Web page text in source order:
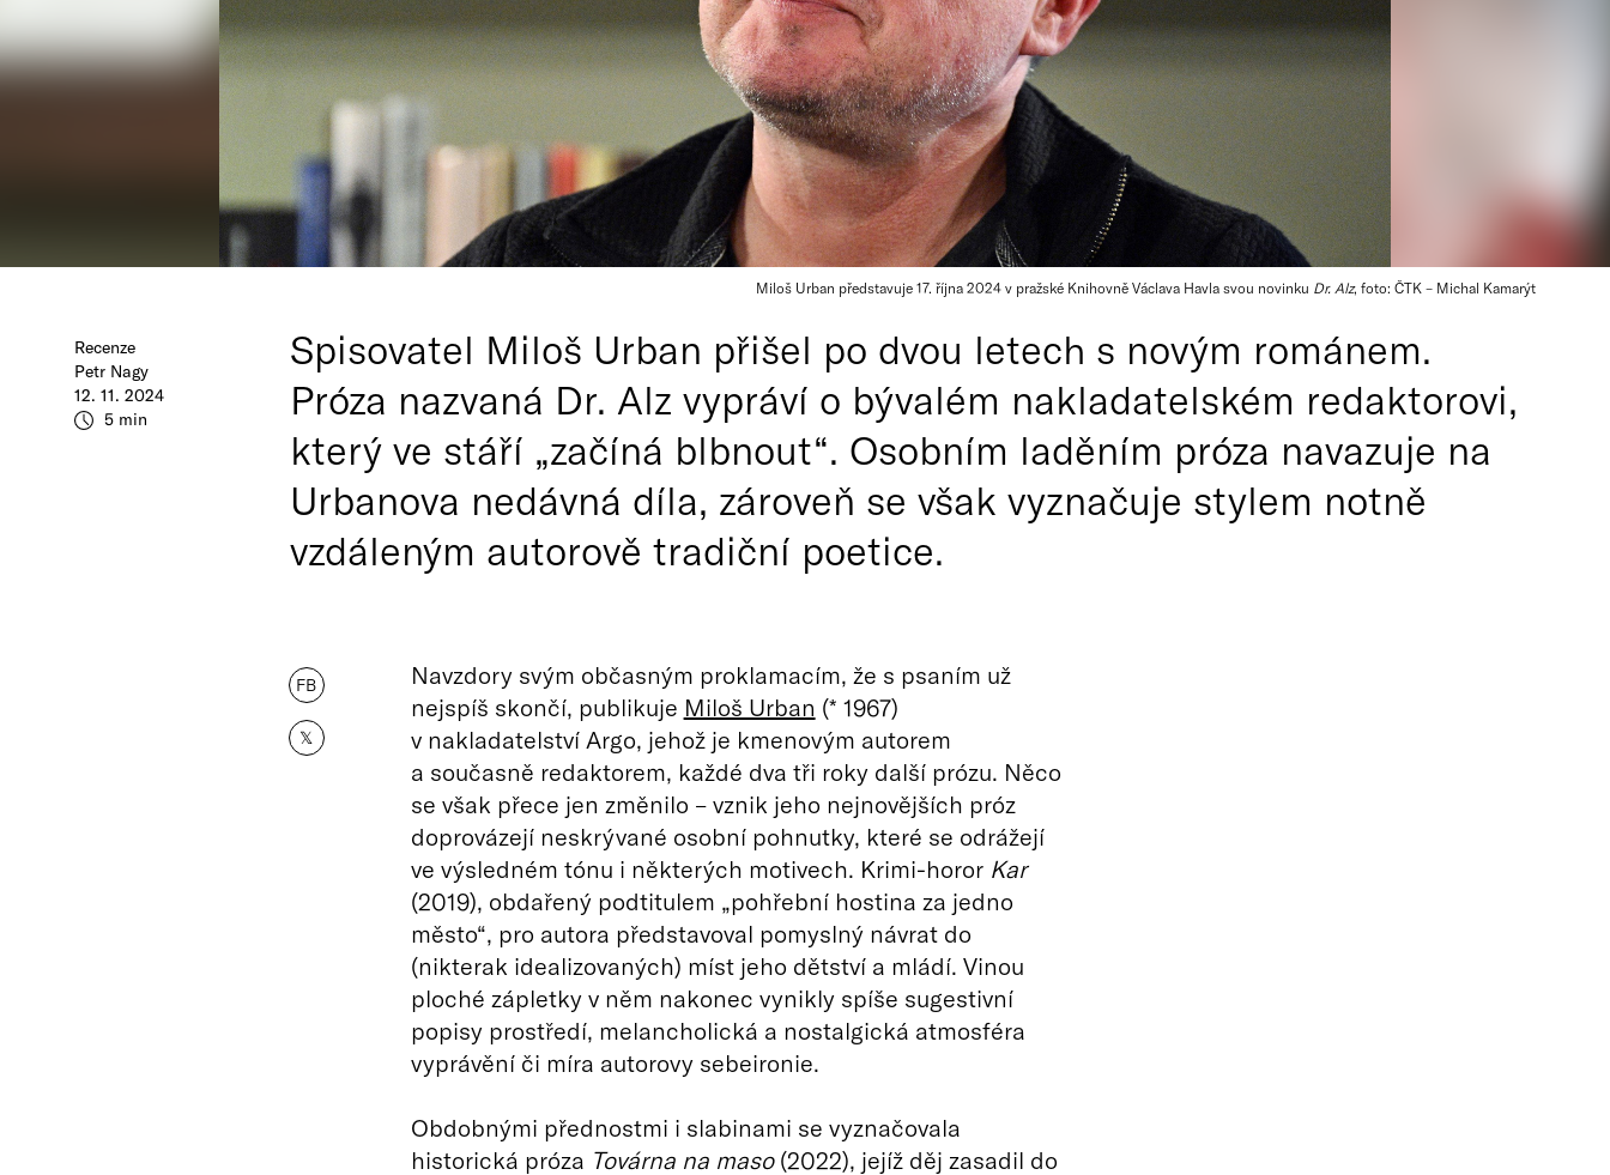
Miloš Urban představuje 17. října 2024 v pražské Knihovně Václava Havla svou novinku Dr. Alz, foto: ČTK – Michal Kamarýt
Recenze
Petr Nagy
12. 11. 2024
5 min
Spisovatel Miloš Urban přišel po dvou letech s novým románem.
Próza nazvaná Dr. Alz vypráví o bývalém nakladatelském redaktorovi,
který ve stáří „začíná blbnout“. Osobním laděním próza navazuje na
Urbanova nedávná díla, zároveň se však vyznačuje stylem notně
vzdáleným autorově tradiční poetice.
FB
𝕏
Navzdory svým občasným proklamacím, že s psaním už
nejspíš skončí, publikuje Miloš Urban (* 1967)
v nakladatelství Argo, jehož je kmenovým autorem
a současně redaktorem, každé dva tři roky další prózu. Něco
se však přece jen změnilo – vznik jeho nejnovějších próz
doprovázejí neskrývané osobní pohnutky, které se odrážejí
ve výsledném tónu i některých motivech. Krimi-horor Kar
(2019), obdařený podtitulem „pohřební hostina za jedno
město“, pro autora představoval pomyslný návrat do
(nikterak idealizovaných) míst jeho dětství a mládí. Vinou
ploché zápletky v něm nakonec vynikly spíše sugestivní
popisy prostředí, melancholická a nostalgická atmosféra
vyprávění či míra autorovy sebeironie.
Obdobnými přednostmi i slabinami se vyznačovala
historická próza Továrna na maso(2022), jejíž děj zasadil do